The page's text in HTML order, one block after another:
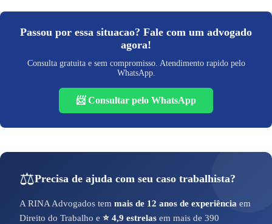
Passou por essa situacao? Fale com um advogado
agora!
Consulta gratuita e sem compromisso. Atendimento rapido pelo
WhatsApp.
📨 Consultar pelo WhatsApp
⚖️Precisa de ajuda com seu caso trabalhista?
A RINA Advogados tem mais de 12 anos de experiência em
Direito do Trabalho e ⭐ 4,9 estrelas em mais de 390